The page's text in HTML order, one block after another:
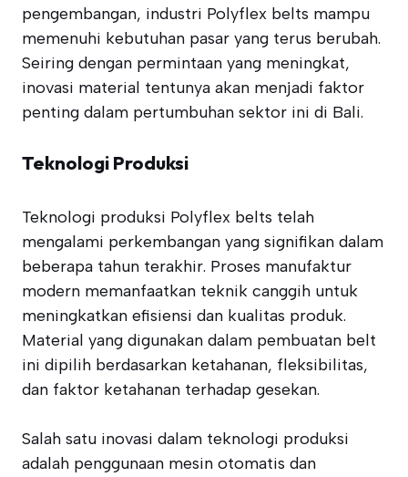
pengembangan, industri Polyflex belts mampu
memenuhi kebutuhan pasar yang terus berubah.
Seiring dengan permintaan yang meningkat,
inovasi material tentunya akan menjadi faktor
penting dalam pertumbuhan sektor ini di Bali.
Teknologi Produksi
Teknologi produksi Polyflex belts telah
mengalami perkembangan yang signifikan dalam
beberapa tahun terakhir. Proses manufaktur
modern memanfaatkan teknik canggih untuk
meningkatkan efisiensi dan kualitas produk.
Material yang digunakan dalam pembuatan belt
ini dipilih berdasarkan ketahanan, fleksibilitas,
dan faktor ketahanan terhadap gesekan.
Salah satu inovasi dalam teknologi produksi
adalah penggunaan mesin otomatis dan